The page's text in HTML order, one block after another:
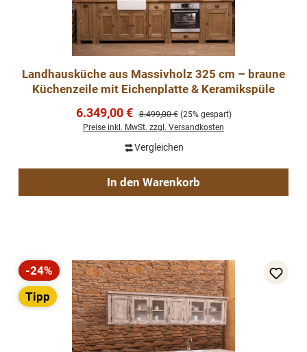
Landhausküche aus Massivholz 325 cm – braune
Küchenzeile mit Eichenplatte & Keramikspüle
Verkaufspreis:
6.349,00 € Regulärer Preis:
8.499,00 € (25% gespart)
Preise inkl. MwSt. zzgl. Versandkosten
Vergleichen
In den Warenkorb
Rabatt
-24%
Tipp